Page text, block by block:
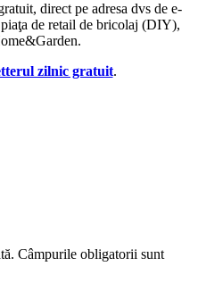
direct pe adresa dvs de e-
de retail de bricolaj (DIY),
zilnic gratuit.
Câmpurile obligatorii sunt